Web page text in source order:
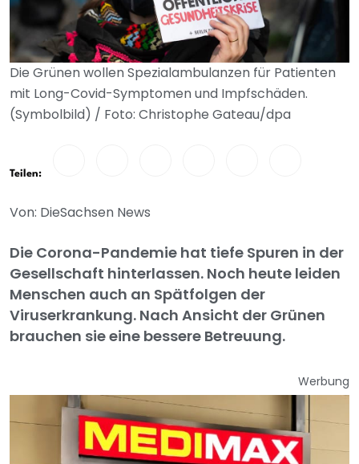
Die Grünen wollen Spezialambulanzen für Patienten
mit Long-Covid-Symptomen und Impfschäden.
(Symbolbild) / Foto: Christophe Gateau/dpa
Teilen:
Von: DieSachsen News
Die Corona-Pandemie hat tiefe Spuren in der
Gesellschaft hinterlassen. Noch heute leiden
Menschen auch an Spätfolgen der
Viruserkrankung. Nach Ansicht der Grünen
brauchen sie eine bessere Betreuung.
Werbung